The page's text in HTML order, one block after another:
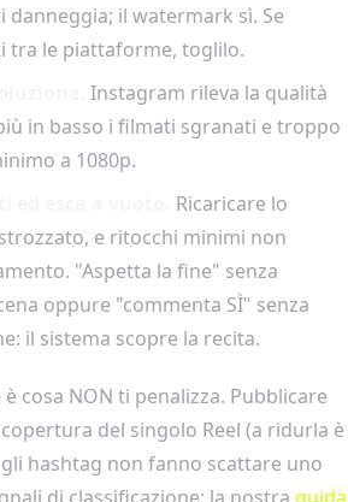
il watermark sì. Se
tra le piattaforme, toglilo.
Instagram rileva la qualità
in basso i filmati sgranati e troppo
a 1080p.
Ricaricare lo
e ritocchi minimi non
"Aspetta la fine" senza
oppure "commenta SÌ" senza
il sistema scopre la recita.
cosa NON ti penalizza. Pubblicare
del singolo Reel (a ridurla è
hashtag non fanno scattare uno